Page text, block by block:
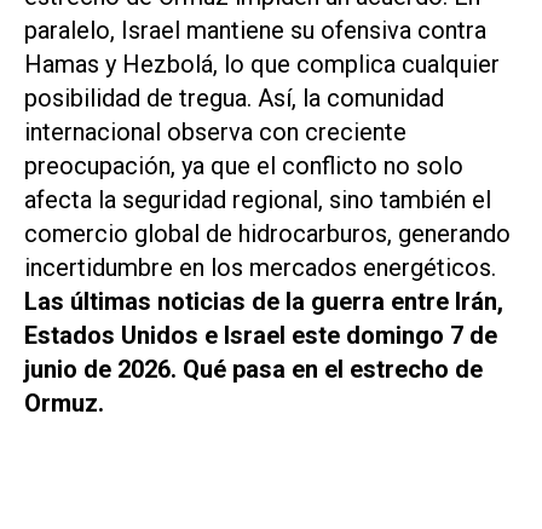
paralelo, Israel mantiene su ofensiva contra
Hamas y Hezbolá, lo que complica cualquier
posibilidad de tregua. Así, la comunidad
internacional observa con creciente
preocupación, ya que el conflicto no solo
afecta la seguridad regional, sino también el
comercio global de hidrocarburos, generando
incertidumbre en los mercados energéticos.
Las últimas noticias de la guerra entre Irán,
Estados Unidos e Israel este domingo 7 de
junio de 2026. Qué pasa en el estrecho de
Ormuz.